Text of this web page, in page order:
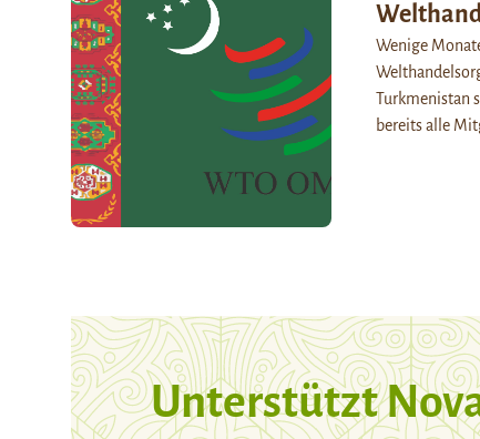
Wenige
Turkmenistan
bereits alle
Unterstützt